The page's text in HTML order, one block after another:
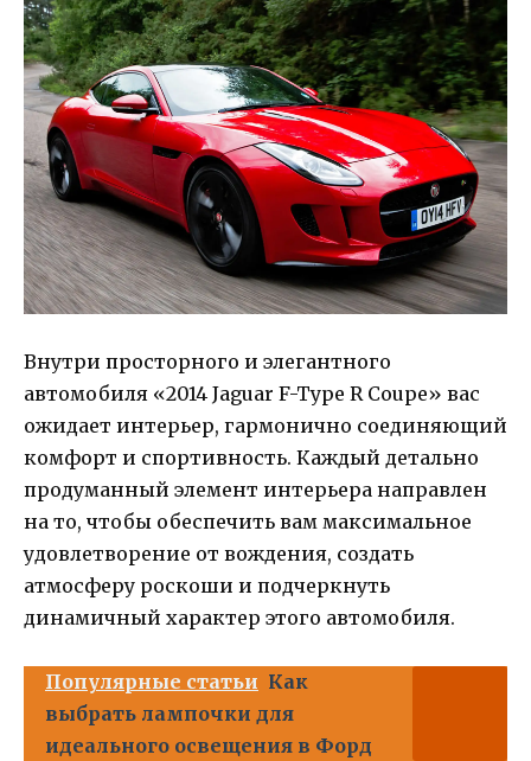
Внутри просторного и элегантного
автомобиля «2014 Jaguar F-Type R Coupe» вас
ожидает интерьер, гармонично соединяющий
комфорт и спортивность. Каждый детально
продуманный элемент интерьера направлен
на то, чтобы обеспечить вам максимальное
удовлетворение от вождения, создать
атмосферу роскоши и подчеркнуть
динамичный характер этого автомобиля.
Популярные статьи Как
выбрать лампочки для
идеального освещения в Форд